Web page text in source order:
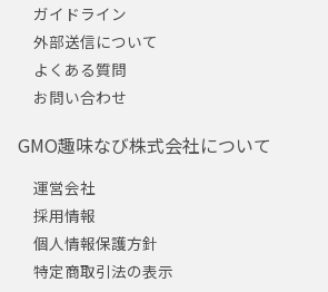
ガイドライン
外部送信について
よくある質問
お問い合わせ
GMO趣味なび株式会社について
運営会社
採用情報
個人情報保護方針
特定商取引法の表示